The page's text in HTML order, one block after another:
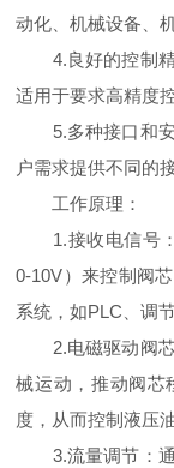
动化、机械设备、
4.良好的控制精
适用于要求高精度
5.多种接口和安
户需求提供不同的
工作原理：
1.接收电信号：
0-10V）来控制阀
系统，如PLC、调
2.电磁驱动阀芯
械运动，推动阀芯
度，从而控制液压
3.流量调节：通